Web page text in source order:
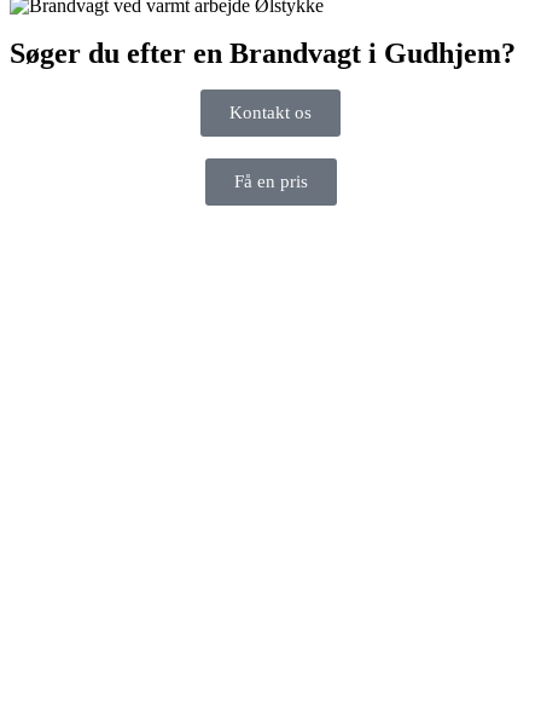
Søger du efter en Brandvagt i Gudhjem?
Kontakt os
Få en pris